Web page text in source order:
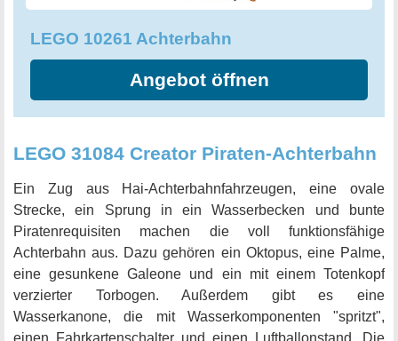
LEGO 10261 Achterbahn
Angebot öffnen
LEGO 31084 Creator Piraten-Achterbahn
Ein Zug aus Hai-Achterbahnfahrzeugen, eine ovale
Strecke, ein Sprung in ein Wasserbecken und bunte
Piratenrequisiten machen die voll funktionsfähige
Achterbahn aus. Dazu gehören ein Oktopus, eine Palme,
eine gesunkene Galeone und ein mit einem Totenkopf
verzierter Torbogen. Außerdem gibt es eine
Wasserkanone, die mit Wasserkomponenten "spritzt",